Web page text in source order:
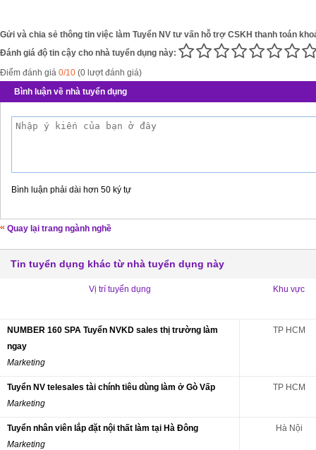
Gửi và chia sẻ thông tin việc làm Tuyển NV tư vấn hỗ trợ CSKH thanh toán
Đánh giá độ tin cậy cho nhà tuyển dụng này:
Điểm đánh giá 0/10 (0 lượt đánh giá)
Bình luận về nhà tuyển dụng
Bình luận phải dài hơn 50 ký tự
Quay lại trang ngành nghề
Tin tuyển dụng khác từ nhà tuyển dụng này
Vị trí tuyển dụng Khu vực
NUMBER 160 SPA Tuyển NVKD sales thị trường làm
ngay
Marketing
TP HCM
Tuyển NV telesales tài chính tiêu dùng làm ở Gò Vấp
Marketing
TP HCM
Tuyển nhân viên lắp đặt nội thất làm tại Hà Đông
Marketing
Hà Nội